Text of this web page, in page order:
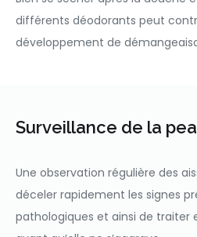
différents déodorants peut
développement de
Surveillance de la
Une observation régulière des
déceler rapidement les signes
pathologiques et ainsi de traiter